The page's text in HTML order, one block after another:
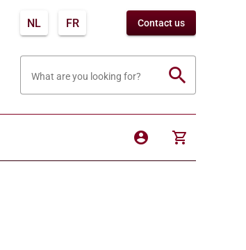
NL FR Contact us
What are you looking for? search
account_circle shopping_cart